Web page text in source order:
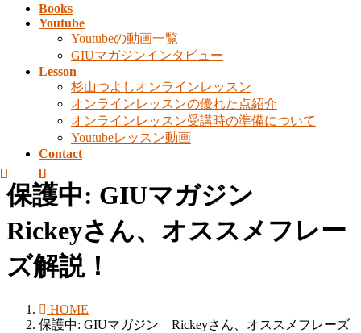
Books
Youtube
Youtubeの動画一覧
GIUマガジンインタビュー
Lesson
杉山つよしオンラインレッスン
オンラインレッスンの優れた点紹介
オンラインレッスン受講時の準備について
Youtubeレッスン動画
Contact
保護中: GIUマガジン
Rickeyさん、オススメフレー
ズ解説！
HOME
保護中: GIUマガジン Rickeyさん、オススメフレーズ